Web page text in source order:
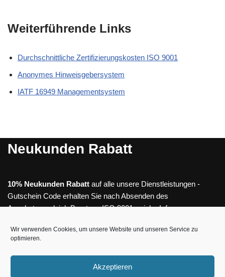
Wir verwenden Cookies, um unsere Website und unseren Service zu
optimieren.
Akzeptieren
Weiterführende Links
Durchschnittliche Zertifizierungskosten ISO 9001
Anonymes Hinweisgebersystem
IATF 16949 Managementsystem
Neukunden Rabatt
10% Neukunden Rabatt auf alle unsere Dienstleistungen -
Gutschein Code erhalten Sie nach Absenden des
Angebotsvergleich Beratung ISO 9001- siehe Info
Beratung | Unterstützung
Beratung für ISO 9001 | ISO 14001 | ISO 45001 | ISO 27001 |
IATF 16949